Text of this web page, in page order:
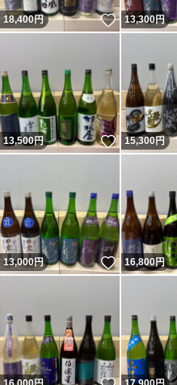
18,400円 いいね！
13,300円
13,500円 いいね！
15,300円
13,000円 いいね！
16,800円